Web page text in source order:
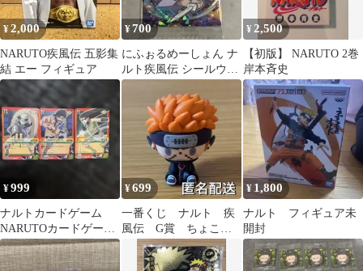
¥2,000
NARUTO疾風伝 五影集
結 エー フィギュア
¥700
にふぉるめーしょん ナ
ルト疾風伝 シールウエ
ハース vol.5 君麻呂
¥ 2,500
【初版】 NARUTO 2巻
岸本斉史
¥999
ナルトカードゲーム
NARUTOカードゲーム
音隠れ三人
¥699
一番くじ ナルト 疾
風伝 G賞 ちょこの
っこフィギュア ペイ
ン NARUTO
¥ 1,800
ナルト フィギュア未
開封